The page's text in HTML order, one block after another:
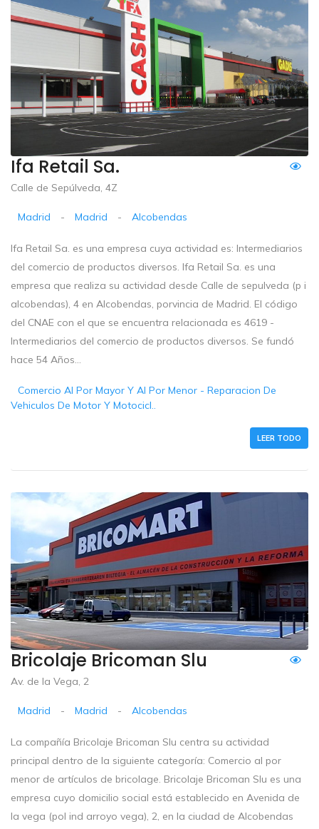
Ifa Retail Sa.
Calle de Sepúlveda, 4Z
Madrid - Madrid - Alcobendas
Ifa Retail Sa. es una empresa cuya actividad es: Intermediarios
del comercio de productos diversos. Ifa Retail Sa. es una
empresa que realiza su actividad desde Calle de sepulveda (p i
alcobendas), 4 en Alcobendas, porvincia de Madrid. El código
del CNAE con el que se encuentra relacionada es 4619 -
Intermediarios del comercio de productos diversos. Se fundó
hace 54 Años...
Comercio Al Por Mayor Y Al Por Menor - Reparacion De
Vehiculos De Motor Y Motocicl..
LEER TODO
Bricolaje Bricoman Slu
Av. de la Vega, 2
Madrid - Madrid - Alcobendas
La compañía Bricolaje Bricoman Slu centra su actividad
principal dentro de la siguiente categoría: Comercio al por
menor de artículos de bricolage. Bricolaje Bricoman Slu es una
empresa cuyo domicilio social está establecido en Avenida de
la vega (pol ind arroyo vega), 2, en la ciudad de Alcobendas